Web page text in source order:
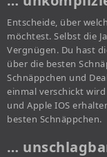
Entscheide, über
möchtest. Selbst die
Vergnügen. Du hast
über die besten
Schnäppchen und
einmal verschickt
und Apple IOS
besten Schnäppchen.
…